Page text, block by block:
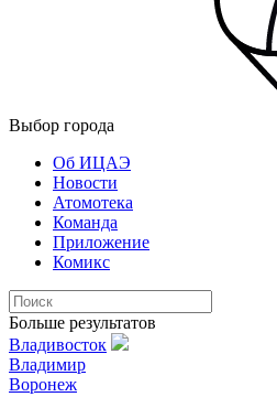
Выбор города
Об ИЦАЭ
Новости
Атомотека
Команда
Приложение
Комикс
Больше результатов
Владивосток
Владимир
Воронеж